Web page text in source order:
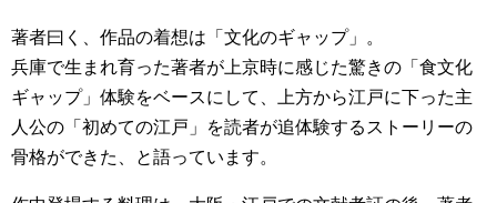
著者曰く、作品の着想は「文化のギャップ」。
兵庫で生まれ育った著者が上京時に感じた驚きの「食文化
ギャップ」体験をベースにして、上方から江戸に下った主
人公の「初めての江戸」を読者が追体験するストーリーの
骨格ができた、と語っています。